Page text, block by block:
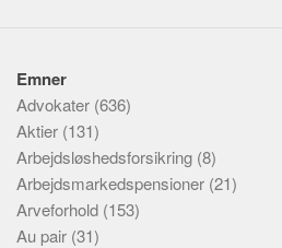
Emner
Advokater (636)
Aktier (131)
Arbejdsløshedsforsikring (8)
Arbejdsmarkedspensioner (21)
Arveforhold (153)
Au pair (31)